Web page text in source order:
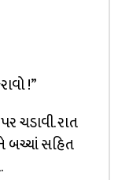
!”
ચડાવી. રાત
બચ્ચાં સહિત